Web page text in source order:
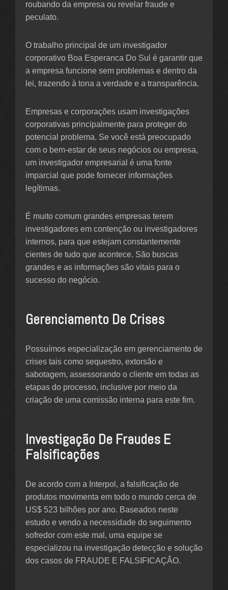
roubando da empresa ou revelar fraude e
peculato.
O trabalho principal de um investigador
corporativo Boa Esperanca Do Sul é garantir que
a empresa funcione sem problemas e dentro da
lei, trazendo à tona a verdade e a transparência.
Empresas e corporações usam investigações
corporativas principalmente para proteger do
potencial problema. Se você está preocupado
com o bem-estar de seus negócios ou empresa,
um investigador empresarial é uma fonte
imparcial que pode fornecer informações
legítimas.
É muito comum grandes empresas terem
investigadores em contenção ou investigadores
internos, para que estejam constantemente
cientes de tudo que acontece. São buscas
grandes e as informações são vitais para o
sucesso do negócio.
Gerenciamento De Crises
Possuímos especialização em gerenciamento de
crises tais como sequestro, extorsão e
sabotagem, assessorando o cliente em todas as
etapas do processo, inclusive por meio da
criação de uma comissão interna para este fim.
Investigação De Fraudes E
Falsificações
De acordo com a Interpol, a falsificação de
produtos movimenta em todo o mundo cerca de
US$ 523 bilhões por ano. Baseados neste
estudo e vendo a necessidade do seguimento
sofredor com este mal, uma equipe se
especializou na investigação detecção e solução
dos casos de FRAUDE E FALSIFICAÇÃO.